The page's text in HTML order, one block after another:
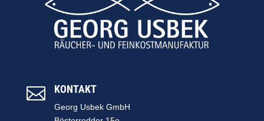
 KONTAKT
Georg Usbek GmbH